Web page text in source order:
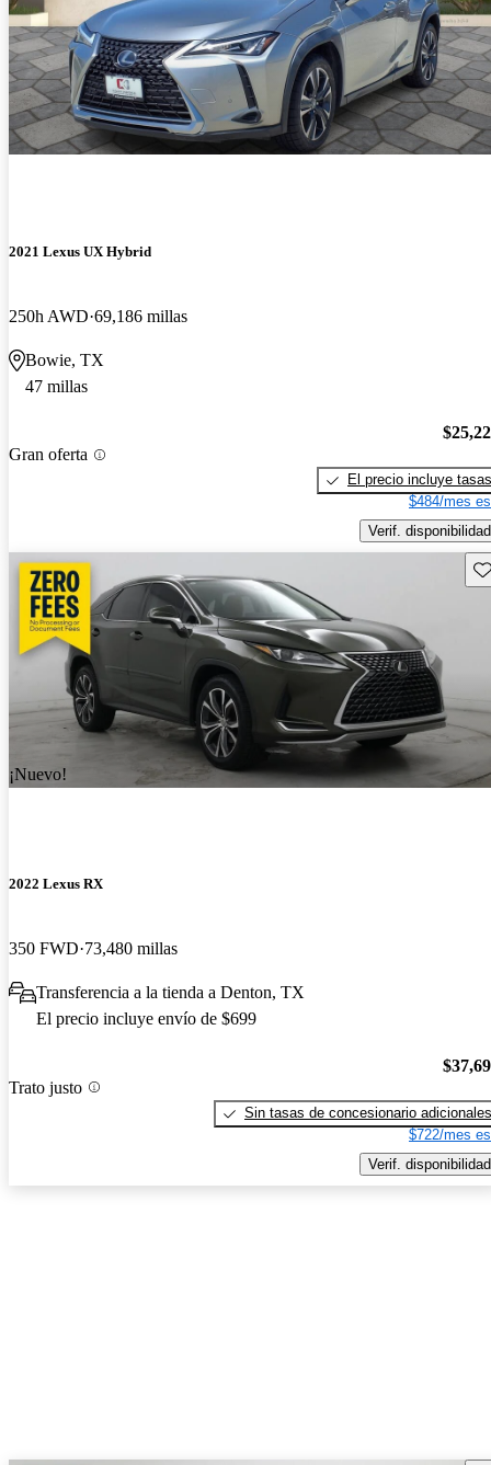
2021 Lexus UX Hybrid
250h AWD 69,186 millas
Bowie, TX
47 millas
Gran oferta
El precio incluye tasas
$484/mes
Verif. disponibilidad
¡Nuevo!
2022 Lexus RX
350 FWD 73,480 millas
Transferencia a la tienda a Denton, TX
El precio incluye envío de $699
Trato justo
Sin tasas de concesionario adicionales
$722/mes
Verif. disponibilidad